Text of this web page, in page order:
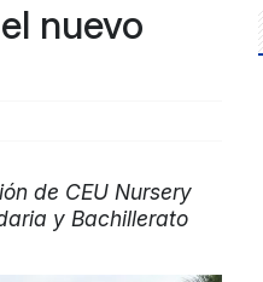
nuevo
de CEU Nursery
y Bachillerato